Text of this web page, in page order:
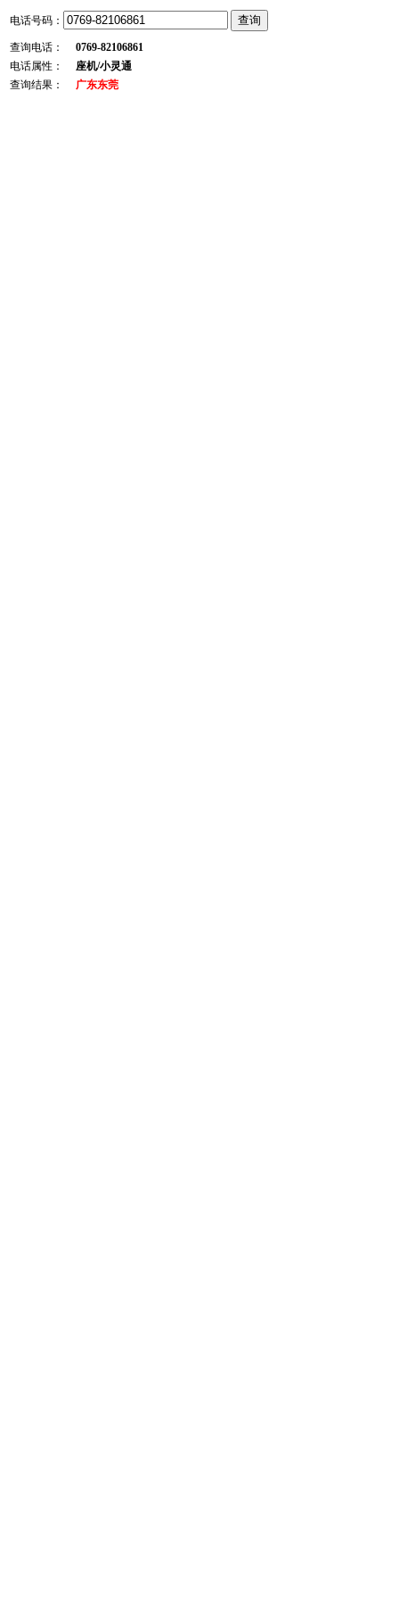
电话号码：
查询电话：
0769-82106861
电话属性：
座机/小灵通
查询结果：
广东东莞